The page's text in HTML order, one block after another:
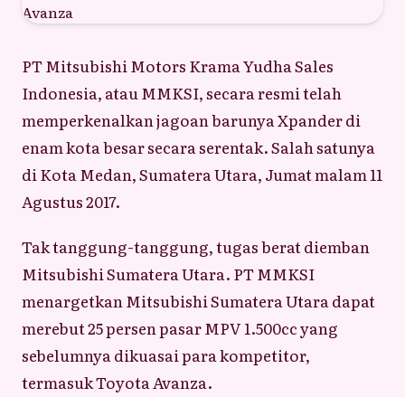
PT Mitsubishi Motors Krama Yudha Sales
Indonesia, atau MMKSI, secara resmi telah
memperkenalkan jagoan barunya Xpander di
enam kota besar secara serentak. Salah satunya
di Kota Medan, Sumatera Utara, Jumat malam 11
Agustus 2017.
Tak tanggung-tanggung, tugas berat diemban
Mitsubishi Sumatera Utara. PT MMKSI
menargetkan Mitsubishi Sumatera Utara dapat
merebut 25 persen pasar MPV 1.500cc yang
sebelumnya dikuasai para kompetitor,
termasuk Toyota Avanza.